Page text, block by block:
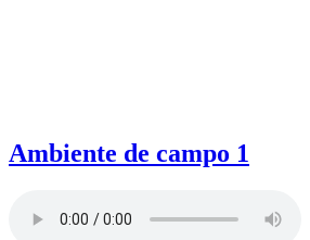
Ambiente de campo 1